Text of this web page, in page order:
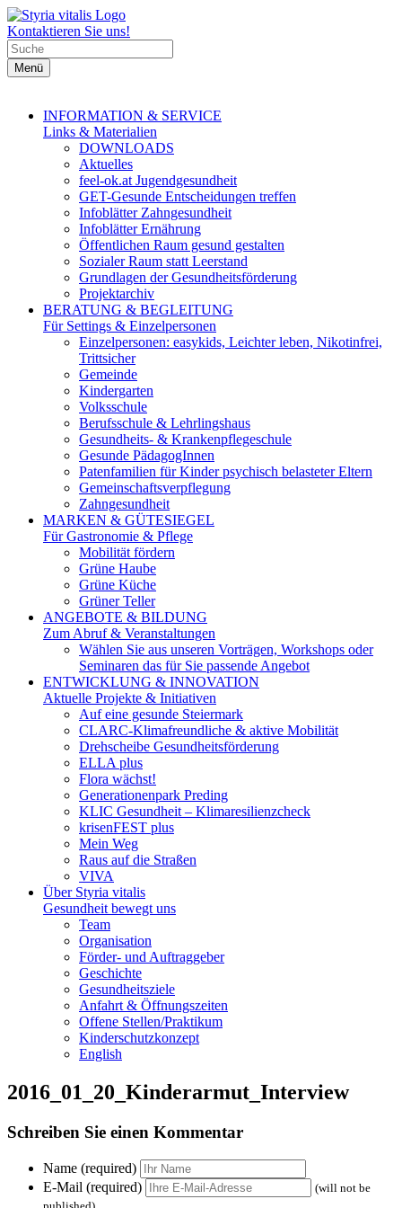
Kontaktieren Sie uns!
Menü
INFORMATION & SERVICE
Links & Materialien
DOWNLOADS
Aktuelles
feel-ok.at Jugendgesundheit
GET-Gesunde Entscheidungen treffen
Infoblätter Zahngesundheit
Infoblätter Ernährung
Öffentlichen Raum gesund gestalten
Sozialer Raum statt Leerstand
Grundlagen der Gesundheitsförderung
Projektarchiv
BERATUNG & BEGLEITUNG
Für Settings & Einzelpersonen
Einzelpersonen: easykids, Leichter leben, Nikotinfrei,
Trittsicher
Gemeinde
Kindergarten
Volksschule
Berufsschule & Lehrlingshaus
Gesundheits- & Krankenpflegeschule
Gesunde PädagogInnen
Patenfamilien für Kinder psychisch belasteter Eltern
Gemeinschaftsverpflegung
Zahngesundheit
MARKEN & GÜTESIEGEL
Für Gastronomie & Pflege
Mobilität fördern
Grüne Haube
Grüne Küche
Grüner Teller
ANGEBOTE & BILDUNG
Zum Abruf & Veranstaltungen
Wählen Sie aus unseren Vorträgen, Workshops oder
Seminaren das für Sie passende Angebot
ENTWICKLUNG & INNOVATION
Aktuelle Projekte & Initiativen
Auf eine gesunde Steiermark
CLARC-Klimafreundliche & aktive Mobilität
Drehscheibe Gesundheitsförderung
ELLA plus
Flora wächst!
Generationenpark Preding
KLIC Gesundheit – Klimaresilienzcheck
krisenFEST plus
Mein Weg
Raus auf die Straßen
VIVA
Über Styria vitalis
Gesundheit bewegt uns
Team
Organisation
Förder- und Auftraggeber
Geschichte
Gesundheitsziele
Anfahrt & Öffnungszeiten
Offene Stellen/Praktikum
Kinderschutzkonzept
English
2016_01_20_Kinderarmut_Interview
Schreiben Sie einen Kommentar
Name (required)
E-Mail (required)
(will not be